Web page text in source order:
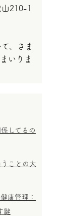
210-1
、さま
いりま
してるの
ことの大
康管理：
鍵